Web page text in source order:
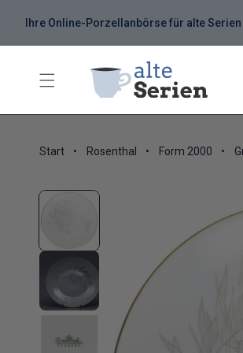
Ihre Online-Porzellanbörse für alte Serien
Start Rosenthal Form 2000
Zu Produktinformationen springen